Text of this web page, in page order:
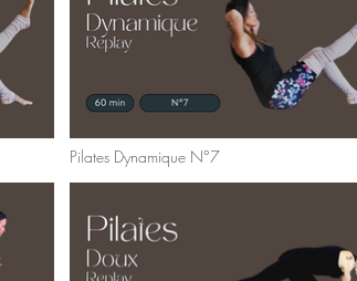
Pilates Dynamique N°7